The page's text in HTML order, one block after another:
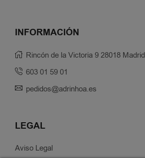
INFORMACIÓN
Rincón de la Victoria 9 28018 Madrid
603 01 59 01
pedidos@adrinhoa.es
LEGAL
Aviso Legal